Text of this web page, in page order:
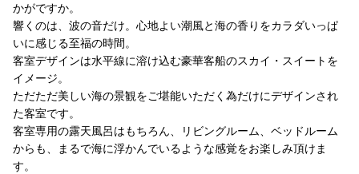
かがですか。
響くのは、波の音だけ。心地よい潮風と海の香りをカラダいっぱ
いに感じる至福の時間。
客室デザインは水平線に溶け込む豪華客船のスカイ・スイートを
イメージ。
ただただ美しい海の景観をご堪能いただく為だけにデザインされ
た客室です。
客室専用の露天風呂はもちろん、リビングルーム、ベッドルーム
からも、まるで海に浮かんでいるような感覚をお楽しみ頂けま
す。